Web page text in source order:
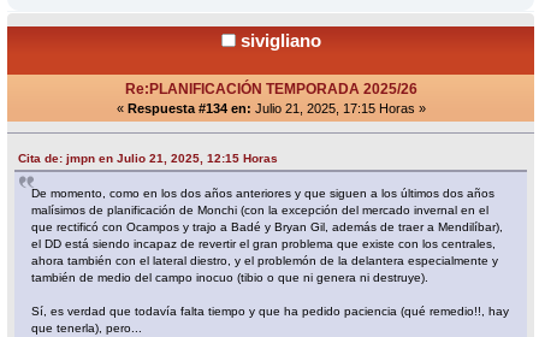
sivigliano
Re:PLANIFICACIÓN TEMPORADA 2025/26
« Respuesta #134 en: Julio 21, 2025, 17:15 Horas »
Cita de: jmpn en Julio 21, 2025, 12:15 Horas
De momento, como en los dos años anteriores y que siguen a los últimos dos años
malísimos de planificación de Monchi (con la excepción del mercado invernal en el
que rectificó con Ocampos y trajo a Badé y Bryan Gil, además de traer a Mendilíbar),
el DD está siendo incapaz de revertir el gran problema que existe con los centrales,
ahora también con el lateral diestro, y el problemón de la delantera especialmente y
también de medio del campo inocuo (tibio o que ni genera ni destruye).
Sí, es verdad que todavía falta tiempo y que ha pedido paciencia (qué remedio!!, hay
que tenerla), pero...